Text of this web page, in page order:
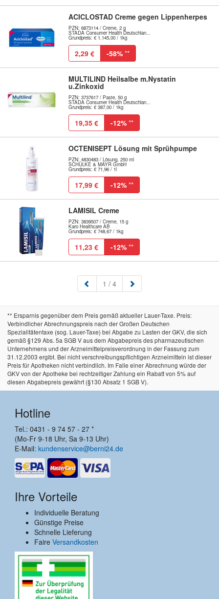
ACICLOSTAD Creme gegen Lippenherpes
PZN: 6873114 / Creme, 2 g
STADA Consumer Health Deutschlan...
Grundpreis: € 1.145,00 / 1kg
2,29 € -58% **
MULTILIND Heilsalbe m.Nystatin
u.Zinkoxid
PZN: 3737617 / Paste, 50 g
STADA Consumer Health Deutschlan...
Grundpreis: € 387,00 / 1kg
19,35 € -12% **
OCTENISEPT Lösung mit Sprühpumpe
PZN: 4830483 / Lösung, 250 ml
SCHÜLKE & MAYR GmbH
Grundpreis: € 71,96 / 1l
17,99 € -12% **
LAMISIL Creme
PZN: 3839507 / Creme, 15 g
Karo Healthcare AB
Grundpreis: € 748,67 / 1kg
11,23 € -12% **
1 (aktuell)
/ 4
** Ersparnis gegenüber dem Preis gemäß aktueller Lauer-Taxe. Preis:
Verbindlicher Abrechnungspreis nach der Großen Deutschen
Spezialitätentaxe (sog. Lauer-Taxe) bei Abgabe zu Lasten der GKV, die sich
gemäß §129 Abs. 5a SGB V aus dem Abgabepreis des pharmazeutischen
Unternehmens und der Arzneimittelpreisverordnung in der Fassung zum
31.12.2003 ergibt. Bei nicht verschreibungspflichtigen Arzneimitteln ist dieser
Preis für Apotheken nicht verbindlich. Im Falle einer Abrechnung würde der
GKV von der Apotheke bei rechtzeitiger Zahlung ein Rabatt von 5% auf
diesen Abgabepreis gewährt (§130 Absatz 1 SGB V).
Hotline
Tel.: 0431 - 9 74 57 - 27 *
(Mo-Fr 9-18 Uhr, Sa 9-13 Uhr)
E-Mail: kundenservice@berni24.de
Ihre Vorteile
Individuelle Beratung
Günstige Preise
Schnelle Lieferung
Faire Versandkosten